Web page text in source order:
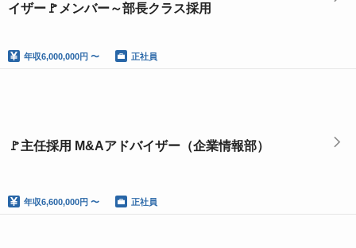
イザー🚩メンバー～部長クラス採用
年収6,000,000円 〜 正社員
🚩主任採用 M&Aアドバイザー（企業情報部）
年収6,600,000円 〜 正社員